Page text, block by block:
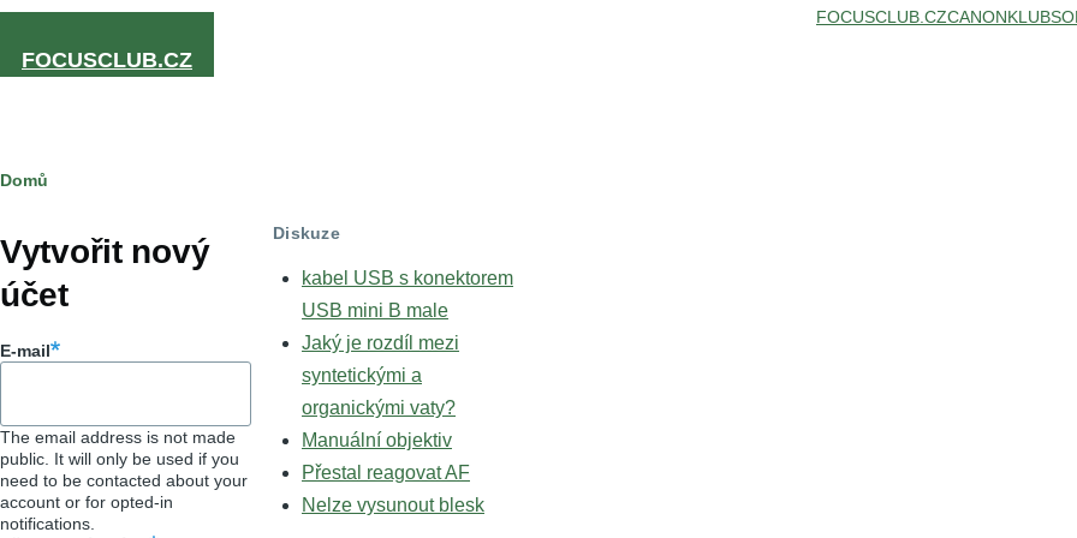
Přejít k hlavnímu obsahu
FOCUSCLUB.CZ
FOCUSCLUB.CZCANONKLUB
Hlavní
záložky
Drobečková
navigace
Domů
Vytvořit nový
účet
E-mail
The email address is not made
public. It will only be used if you
need to be contacted about your
account or for opted-in
notifications.
Diskuze
kabel USB s konektorem
USB mini B male
Jaký je rozdíl mezi
syntetickými a
organickými vaty?
Manuální objektiv
Přestal reagovat AF
Nelze vysunout blesk